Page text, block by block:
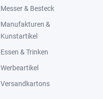
Messer & Besteck
Manufakturen &
Kunstartikel
Essen & Trinken
Werbeartikel
Versandkartons